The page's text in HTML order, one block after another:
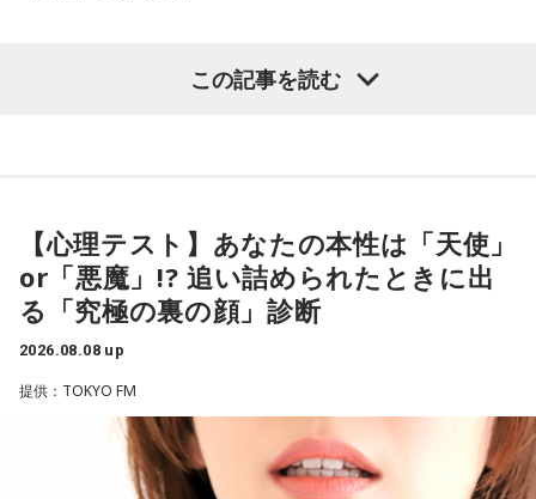
番組Webサイト： https://jfn-pods.com/program/27400
音声コンテンツプラットフォーム「JFN Pods」ではスペシャ
ル音声も配信中！
ました。
それは何でしたか？次の中から近いものを1つ選んでくださ
い。
1． 鳩のぬいぐるみ
2． パスポートなどの身分証
4． 懐中電灯
この記事を読む
【心理テスト】あなたの本性は「天使」
or「悪魔」!? 追い詰められたときに出
る「究極の裏の顔」診断
2026.08.08 up
提供：TOKYO FM